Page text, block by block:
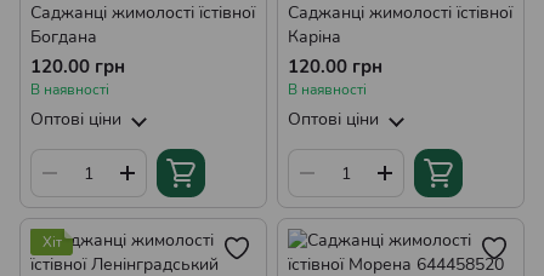
Саджанці жимолості їстівної
Богдана
120.00 грн
В наявності
Оптові ціни
Саджанці жимолості їстівної
Каріна
120.00 грн
В наявності
Оптові ціни
Хіт